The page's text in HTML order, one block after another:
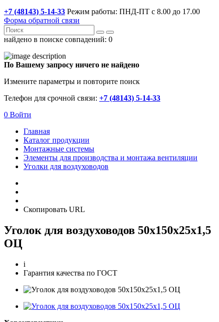
+7 (48143) 5-14-33 Режим работы: ПНД-ПТ с 8.00 до 17.00
Форма обратной связи
найдено в поиске совпадений: 0
По Вашему запросу ничего не найдено
Измените параметры и повторите поиск
Телефон для срочной связи: +7 (48143) 5-14-33
0 Войти
Главная
Каталог продукции
Монтажные системы
Элементы для производства и монтажа вентиляции
Уголки для воздуховодов
Скопировать URL
Уголок для воздуховодов 50х150х25х1,5
ОЦ
i
Гарантия качества по ГОСТ